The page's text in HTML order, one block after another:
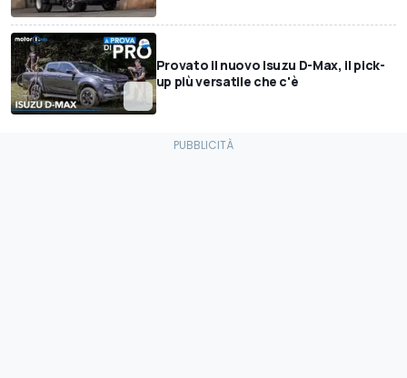
Provato il nuovo Isuzu D-Max, il pick-
up più versatile che c'è